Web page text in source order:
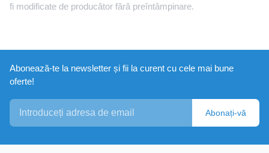
fi modificate de producător fără preîntâmpinare.
Abonează-te la newsletter și fii la curent cu cele mai bune
oferte!
Abonați-vă